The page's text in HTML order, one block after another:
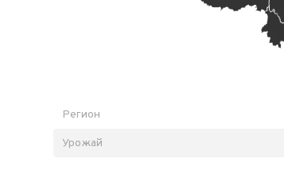
Регион
Урожай